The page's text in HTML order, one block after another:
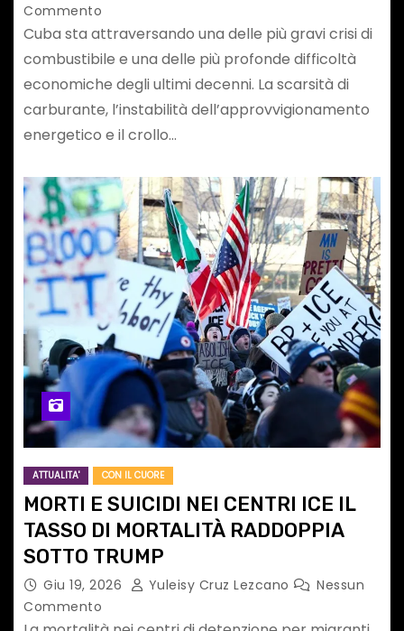
Commento
Cuba sta attraversando una delle più gravi crisi di
combustibile e una delle più profonde difficoltà
economiche degli ultimi decenni. La scarsità di
carburante, l’instabilità dell’approvvigionamento
energetico e il crollo…
ATTUALITA' CON IL CUORE
MORTI E SUICIDI NEI CENTRI ICE IL
TASSO DI MORTALITÀ RADDOPPIA
SOTTO TRUMP
Giu 19, 2026 Yuleisy Cruz Lezcano
Nessun
Commento